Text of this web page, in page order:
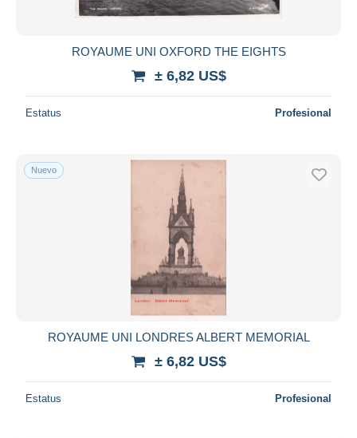
ROYAUME UNI OXFORD THE EIGHTS
± 6,82 US$
Estatus Profesional
Nuevo
ROYAUME UNI LONDRES ALBERT MEMORIAL
± 6,82 US$
Estatus Profesional